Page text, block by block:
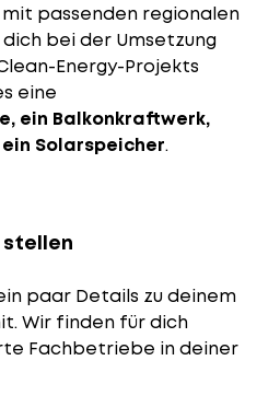
passenden regionalen
bei der Umsetzung
Energy-Projekts
eine
ein Balkonkraftwerk,
Solarspeicher.
paar Details zu deinem
Wir finden für dich
Fachbetriebe in deiner